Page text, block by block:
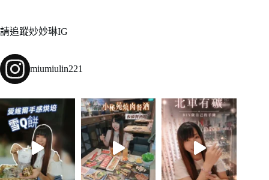
請追蹤妙妙琳IG
miumiulin221